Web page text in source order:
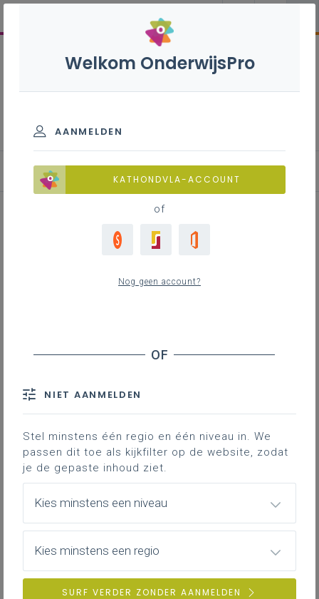
Vrijwilligerswerk
Verplichtingen als werkgever
Vrijwilligersovereenkomst
Downloads
Contact
Wat is vrijwilligerswerk? Wie kan het
doen? Welke verplichtingen heb je
moet je betalen? Is een
overeenkomst noodzakelijk?
Welkom OnderwijsPro
AANMELDEN
KATHONDVLA-ACCOUNT
of
Nog geen account?
NIET AANMELDEN
Stel minstens één regio en één niveau in. We
passen dit toe als kijkfilter op de website, zodat
je de gepaste inhoud ziet.
Kies minstens een niveau
Kies minstens een regio
SURF VERDER ZONDER AANMELDEN